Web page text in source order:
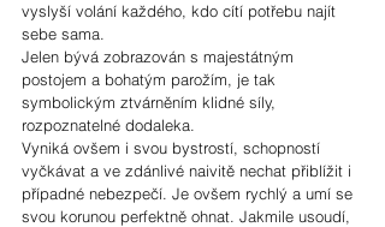
vyslyší volání každého, kdo cítí potřebu najít
sebe sama.
Jelen bývá zobrazován s majestátným
postojem a bohatým parožím, je tak
symbolickým ztvárněním klidné síly,
rozpoznatelné dodaleka.
Vyniká ovšem i svou bystrostí, schopností
vyčkávat a ve zdánlivé naivitě nechat přiblížit i
případné nebezpečí. Je ovšem rychlý a umí se
svou korunou perfektně ohnat. Jakmile usoudí,